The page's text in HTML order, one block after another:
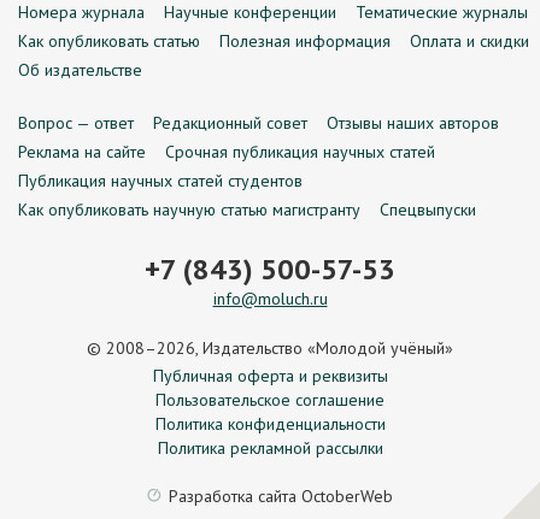
Номера журнала Научные конференции
Тематические журналы
Как опубликовать статью
Полезная информация
Оплата и скидки
Об издательстве
Вопрос — ответ Редакционный совет
Отзывы наших авторов
Реклама на сайте
Срочная публикация научных статей
Публикация научных статей студентов
Как опубликовать научную статью магистранту
Спецвыпуски
+7 (843) 500-57-53
info@moluch.ru
© 2008–2026, Издательство «Молодой учёный»
Публичная оферта и реквизиты
Пользовательское соглашение
Политика конфиденциальности
Политика рекламной рассылки
Разработка сайта OctoberWeb